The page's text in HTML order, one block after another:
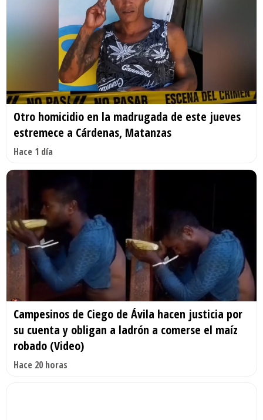
Otro homicidio en la madrugada de este jueves
estremece a Cárdenas, Matanzas
Hace 1 día
Campesinos de Ciego de Ávila hacen justicia por
su cuenta y obligan a ladrón a comerse el maíz
robado (Video)
Hace 20 horas